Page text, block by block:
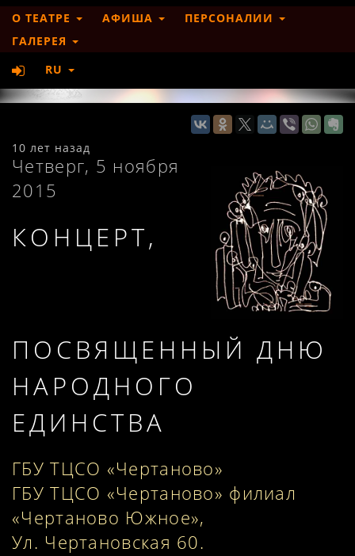
О ТЕАТРЕ АФИША
ПЕРСОНАЛИИ
ГАЛЕРЕЯ
RU
10 лет назад
Четверг, 5 ноября
2015
КОНЦЕРТ,
ПОСВЯЩЕННЫЙ ДНЮ
НАРОДНОГО
ЕДИНСТВА
ГБУ ТЦСО «Чертаново»
ГБУ ТЦСО «Чертаново» филиал
«Чертаново Южное»,
Ул. Чертановская 60.